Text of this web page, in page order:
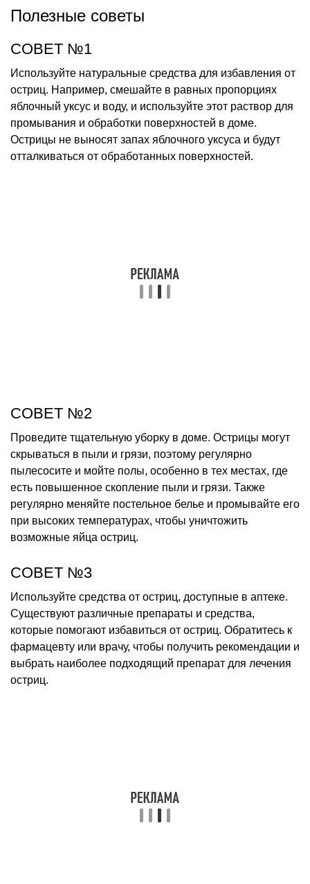
Полезные советы
СОВЕТ №1
Используйте натуральные средства для избавления от
остриц. Например, смешайте в равных пропорциях
яблочный уксус и воду, и используйте этот раствор для
промывания и обработки поверхностей в доме.
Острицы не выносят запах яблочного уксуса и будут
отталкиваться от обработанных поверхностей.
СОВЕТ №2
Проведите тщательную уборку в доме. Острицы могут
скрываться в пыли и грязи, поэтому регулярно
пылесосите и мойте полы, особенно в тех местах, где
есть повышенное скопление пыли и грязи. Также
регулярно меняйте постельное белье и промывайте его
при высоких температурах, чтобы уничтожить
возможные яйца остриц.
СОВЕТ №3
Используйте средства от остриц, доступные в аптеке.
Существуют различные препараты и средства,
которые помогают избавиться от остриц. Обратитесь к
фармацевту или врачу, чтобы получить рекомендации и
выбрать наиболее подходящий препарат для лечения
остриц.